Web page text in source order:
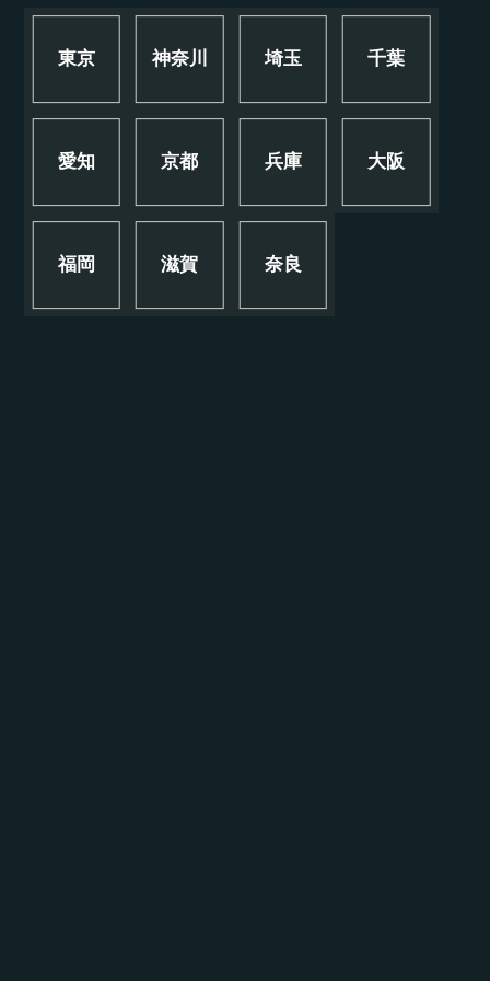
東京 神奈川 埼玉 千葉
愛知 京都 兵庫 大阪
福岡 滋賀 奈良